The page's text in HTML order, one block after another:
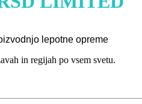
lepotne opreme
in regijah po vsem svetu.